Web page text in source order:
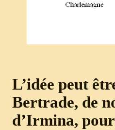
L’idée peut
Bertrade, de
d’Irmina,